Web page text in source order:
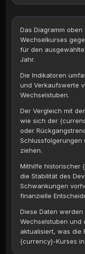
Das Diagramm
Wechselkurses
für den
Jahr.
Die Indikatoren
und Verkaufswerte
Wechselstuben.
Der Vergleich mit
wie sich der
oder
Schlussfolgerungen
ziehen.
Mithilfe historischer
die Stabilität des
Schwankungen
finanzielle
Diese Daten
Wechselstuben und
aktualisiert, was die
{currency}-Kurses